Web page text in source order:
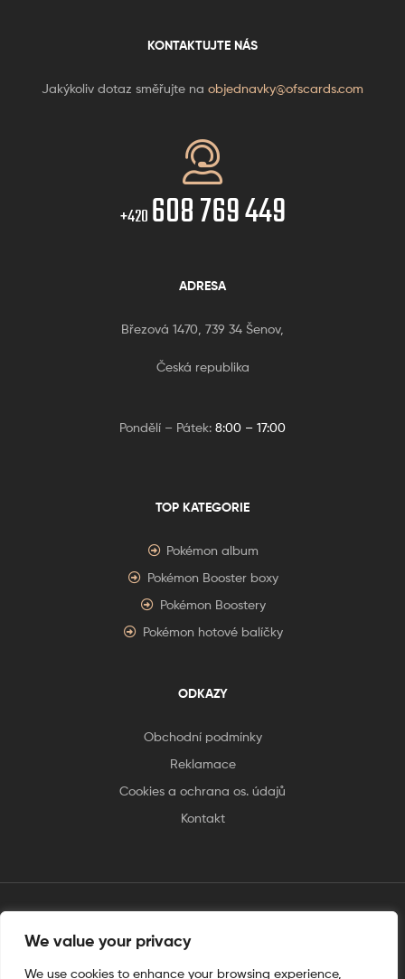
We value your privacy
We use cookies to enhance your browsing experience,
KONTAKTUJTE NÁS
Jakýkoliv dotaz směřujte na objednavky@ofscards.com
+420 608 769 449
ADRESA
Březová 1470, 739 34 Šenov,
Česká republika
Pondělí – Pátek: 8:00 – 17:00
TOP KATEGORIE
Pokémon album
Pokémon Booster boxy
Pokémon Boostery
Pokémon hotové balíčky
ODKAZY
Obchodní podmínky
Reklamace
Cookies a ochrana os. údajů
Kontakt
tento web je vytvořen úplnějinak